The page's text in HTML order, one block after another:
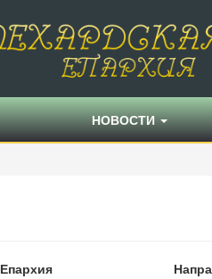
НОВОСТИ
Епархия